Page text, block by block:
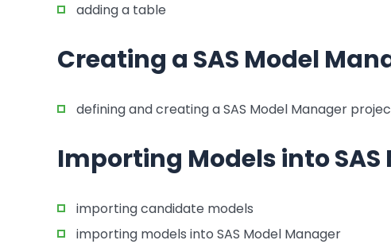
adding a table
Creating a SAS Model
defining and creating a SAS Model Manager
Importing Models into
importing candidate models
importing models into SAS Model Manager